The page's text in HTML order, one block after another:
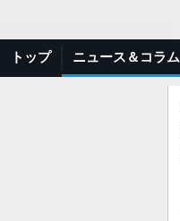
トップ ニュース＆コラム